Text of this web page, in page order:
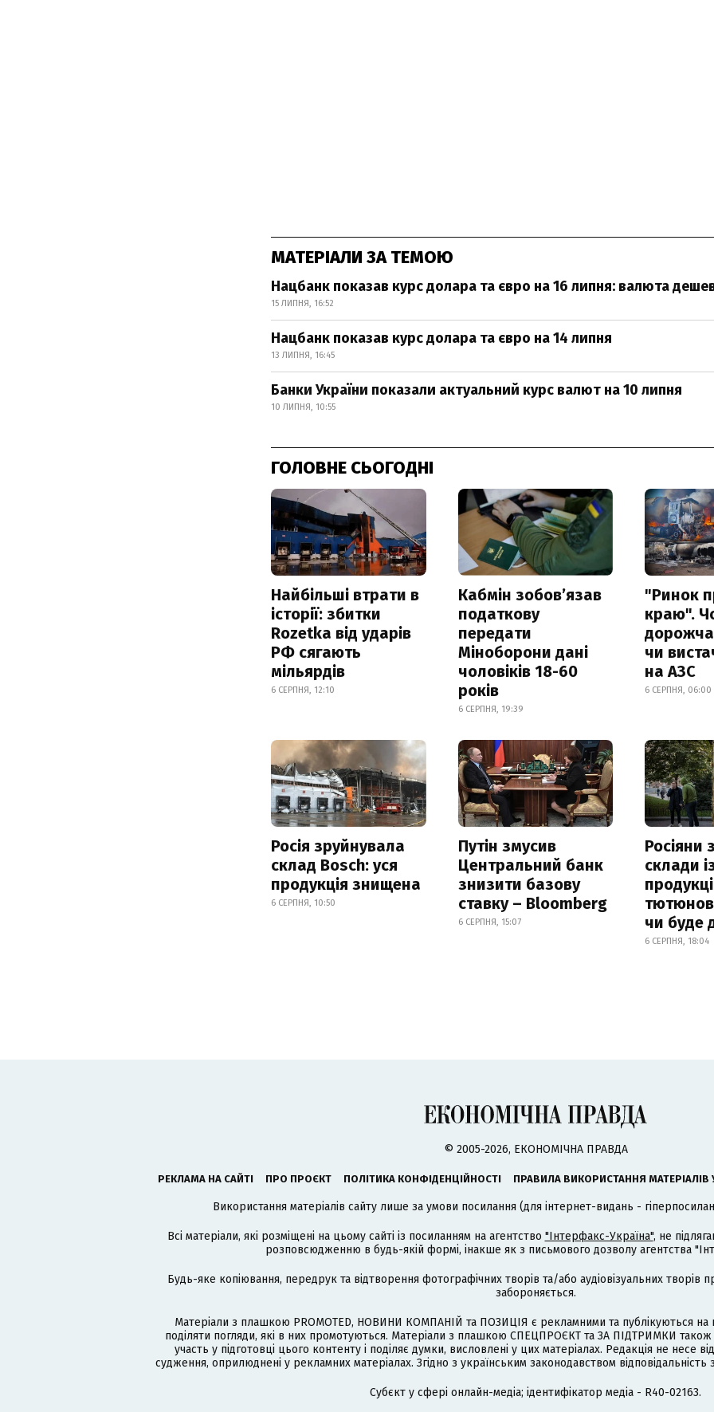
МАТЕРІАЛИ ЗА ТЕМОЮ
Нацбанк показав курс долара та євро на 16 липня: валюта
15 ЛИПНЯ, 16:52
Нацбанк показав курс долара та євро на 14 липня
13 ЛИПНЯ, 16:45
Банки України показали актуальний курс валют на 10 липня
10 ЛИПНЯ, 10:55
ГОЛОВНЕ СЬОГОДНІ
Найбільші втрати в
історії: збитки
Rozetka від ударів
РФ сягають
мільярдів
6 СЕРПНЯ, 12:10
Кабмін зобовʼязав
податкову
передати
Міноборони дані
чоловіків 18-60
років
6 СЕРПНЯ, 19:39
"Ринок
краю".
чи
на АЗС
6 СЕРПНЯ, 06:00
Росія зруйнувала
склад Bosch: уся
продукція знищена
6 СЕРПНЯ, 10:50
Путін змусив
Центральний банк
знизити базову
ставку – Bloomberg
6 СЕРПНЯ, 15:07
Росіяни
склади
чи буде
6 СЕРПНЯ, 18:04
© 2005-2026, ЕКОНОМІЧНА ПРАВДА
РЕКЛАМА НА САЙТІ ПРО ПРОЄКТ ПОЛІТИКА КОНФІДЕНЦІЙНОСТІ ПРАВИЛА ВИКОРИСТАННЯ МАТЕРІАЛІВ
Використання матеріалів сайту лише за умови посилання (для інтернет-видань -
Всі матеріали, які розміщені на цьому сайті із посиланням на агентство "Інтерфакс-Україна", не
розповсюдженню в будь-якій формі, інакше як з письмового дозволу агентства
Будь-яке копіювання, передрук та відтворення фотографічних творів та/або аудіовізуальних
забороняється.
Матеріали з плашкою PROMOTED, НОВИНИ КОМПАНІЙ та ПОЗИЦІЯ є рекламними та публікуються на
поділяти погляди, які в них промотуються. Матеріали з плашкою СПЕЦПРОЄКТ та ЗА ПІДТРИМКИ
участь у підготовці цього контенту і поділяє думки, висловлені у цих матеріалах. Редакція не несе
судження, оприлюднені у рекламних матеріалах. Згідно з українським законодавством
Cубєкт у сфері онлайн-медіа; ідентифікатор медіа - R40-02163.